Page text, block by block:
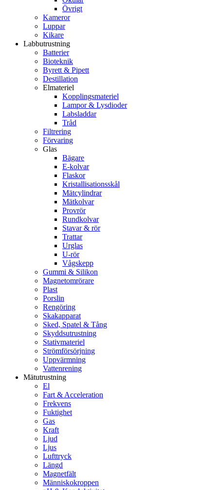
Övrigt
Kameror
Luppar
Kikare
Labbutrustning
Batterier
Bioteknik
Byrett & Pipett
Destillation
Elmateriel
Kopplingsmateriel
Lampor & Lysdioder
Labsladdar
Tråd
Filtrering
Förvaring
Glas
Bägare
E-kolvar
Flaskor
Kristallisationsskål
Mätcylindrar
Mätkolvar
Provrör
Rundkolvar
Stavar & rör
Trattar
Urglas
U-rör
Vågskepp
Gummi & Silikon
Magnetomrörare
Plast
Porslin
Rengöring
Skakapparat
Sked, Spatel & Tång
Skyddsutrustning
Stativmateriel
Strömförsörjning
Uppvärmning
Vattenrening
Mätutrustning
El
Fart & Acceleration
Frekvens
Fuktighet
Gas
Kraft
Ljud
Ljus
Lufttryck
Längd
Magnetfält
Människokroppen